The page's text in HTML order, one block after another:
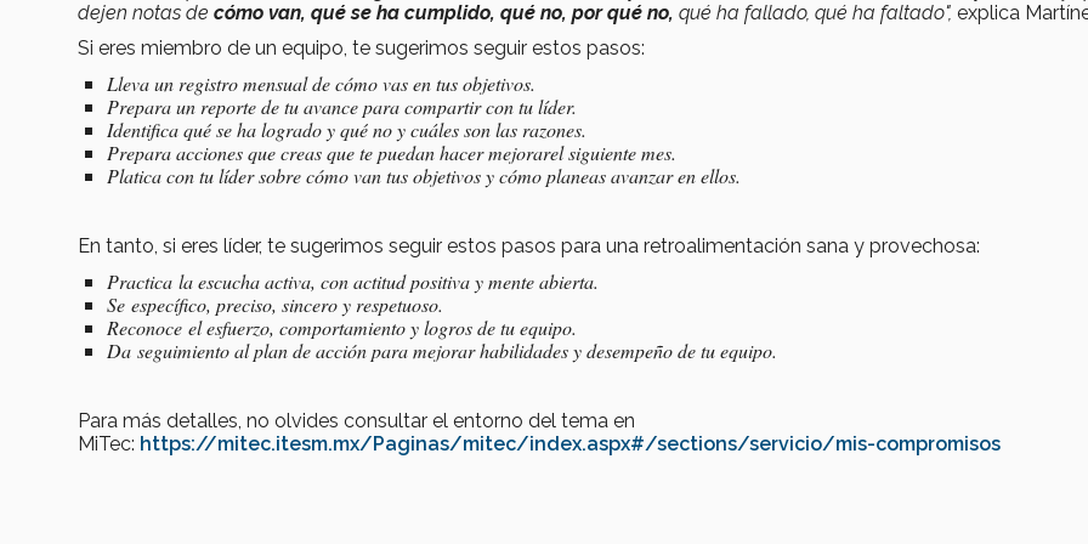
dejen notas de cómo van, qué se ha cumplido, qué no, por qué no, qué ha fallado, qué ha faltado", explica
Si eres miembro de un equipo, te sugerimos seguir estos pasos:
Lleva un registro mensual de cómo vas en tus objetivos.
Prepara un reporte de tu avance para compartir con tu líder.
Identifica qué se ha logrado y qué no y cuáles son las razones.
Prepara acciones que creas que te puedan hacer mejorarel siguiente mes.
Platica con tu líder sobre cómo van tus objetivos y cómo planeas avanzar en ellos.
En tanto, si eres líder, te sugerimos seguir estos pasos para una retroalimentación sana y provechosa:
Practica la escucha activa, con actitud positiva y mente abierta.
Se específico, preciso, sincero y respetuoso.
Reconoce el esfuerzo, comportamiento y logros de tu equipo.
Da seguimiento al plan de acción para mejorar habilidades y desempeño de tu equipo.
Para más detalles, no olvides consultar el entorno del tema en
MiTec: https://mitec.itesm.mx/Paginas/mitec/index.aspx#/sections/servicio/mis-compromisos